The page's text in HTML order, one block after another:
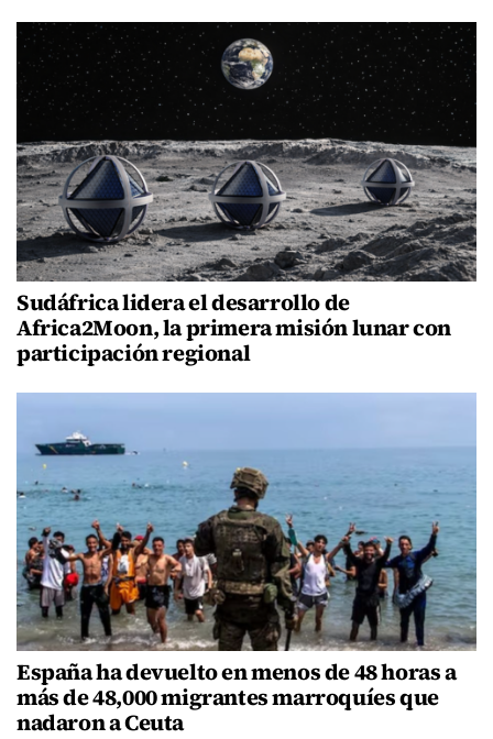
Sudáfrica lidera el desarrollo de
Africa2Moon, la primera misión lunar con
participación regional
España ha devuelto en menos de 48 horas a
más de 48,000 migrantes marroquíes que
nadaron a Ceuta